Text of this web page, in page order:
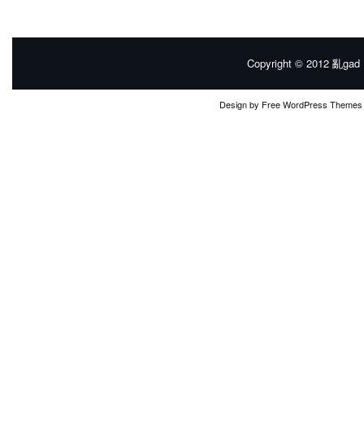
Copyright © 2012 亂gad
Design by Free WordPress Themes